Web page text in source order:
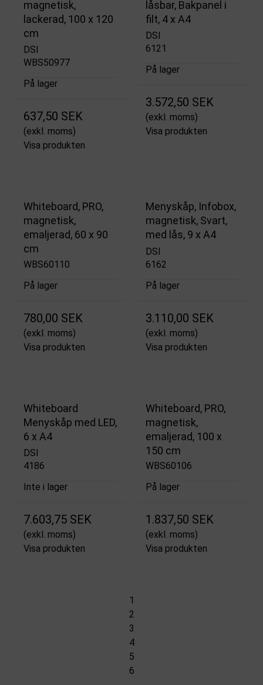
magnetisk,
lackerad, 100 x 120
cm
DSI
WBS50977
På lager
637,50 SEK
(exkl. moms)
Visa produkten
låsbar, Bakpanel i
filt, 4 x A4
DSI
6121
På lager
3.572,50 SEK
(exkl. moms)
Visa produkten
Whiteboard, PRO,
magnetisk,
emaljerad, 60 x 90
cm
WBS60110
På lager
780,00 SEK
(exkl. moms)
Visa produkten
Menyskåp, Infobox,
magnetisk, Svart,
med lås, 9 x A4
DSI
6162
På lager
3.110,00 SEK
(exkl. moms)
Visa produkten
Whiteboard
Menyskåp med LED,
6 x A4
DSI
4186
Inte i lager
7.603,75 SEK
(exkl. moms)
Visa produkten
Whiteboard, PRO,
magnetisk,
emaljerad, 100 x
150 cm
WBS60106
På lager
1.837,50 SEK
(exkl. moms)
Visa produkten
1
2
3
4
5
6